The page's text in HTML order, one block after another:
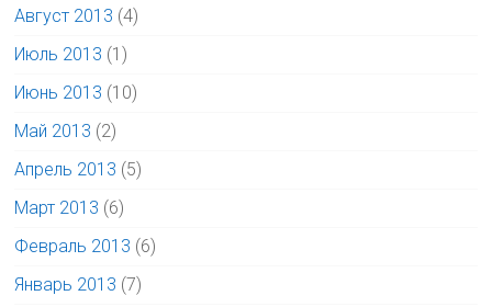
Август 2013 (4)
Июль 2013 (1)
Июнь 2013 (10)
Май 2013 (2)
Апрель 2013 (5)
Март 2013 (6)
Февраль 2013 (6)
Январь 2013 (7)